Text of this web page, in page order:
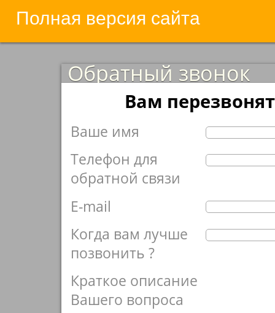
Полная версия сайта
Обратный звонок
Вам перезвонят
Ваше имя
Телефон для
обратной связи
E-mail
Когда вам лучше
позвонить ?
Краткое описание
Вашего вопроса